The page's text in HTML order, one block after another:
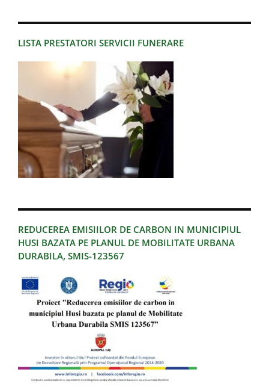
LISTA PRESTATORI SERVICII FUNERARE
REDUCEREA EMISIILOR DE CARBON IN MUNICIPIUL
HUSI BAZATA PE PLANUL DE MOBILITATE URBANA
DURABILA, SMIS-123567